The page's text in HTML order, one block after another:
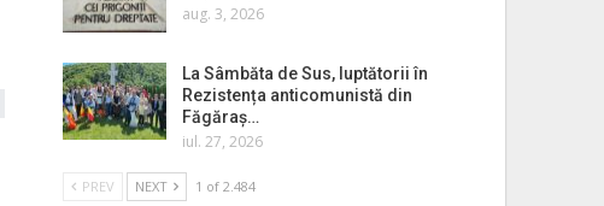
aug. 3, 2026
La Sâmbăta de Sus, luptătorii în
Rezistența anticomunistă din
Făgăraș…
iul. 27, 2026
PREV NEXT 1 of 2.484